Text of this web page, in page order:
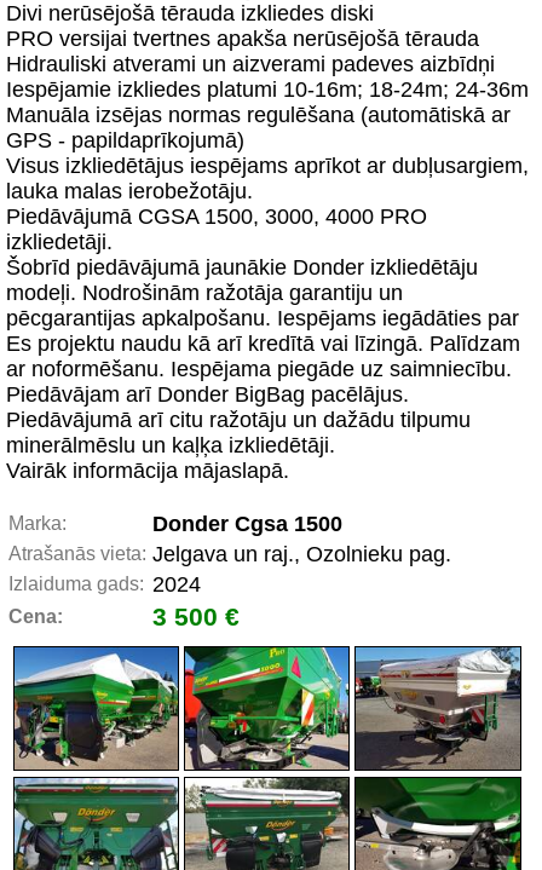
Divi nerūsējošā tērauda izkliedes diski
PRO versijai tvertnes apakša nerūsējošā tērauda
Hidrauliski atverami un aizverami padeves aizbīdņi
Iespējamie izkliedes platumi 10-16m; 18-24m; 24-36m
Manuāla izsējas normas regulēšana (automātiskā ar
GPS - papildaprīkojumā)
Visus izkliedētājus iespējams aprīkot ar dubļusargiem,
lauka malas ierobežotāju.
Piedāvājumā CGSA 1500, 3000, 4000 PRO
izkliedetāji.
Šobrīd piedāvājumā jaunākie Donder izkliedētāju
modeļi. Nodrošinām ražotāja garantiju un
pēcgarantijas apkalpošanu. Iespējams iegādāties par
Es projektu naudu kā arī kredītā vai līzingā. Palīdzam
ar noformēšanu. Iespējama piegāde uz saimniecību.
Piedāvājam arī Donder BigBag pacēlājus.
Piedāvājumā arī citu ražotāju un dažādu tilpumu
minerālmēslu un kaļķa izkliedētāji.
Vairāk informācija mājaslapā.
Marka: Donder Cgsa 1500
Atrašanās vieta: Jelgava un raj., Ozolnieku pag.
Izlaiduma gads: 2024
Cena: 3 500 €